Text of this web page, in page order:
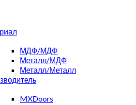
МДФ/МДФ
Металл/МДФ
Металл/Металл
MXDoors